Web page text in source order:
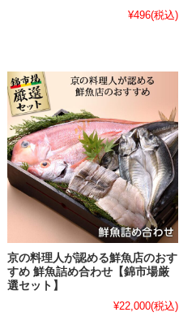
¥496(税込)
京の料理人が認める鮮魚店のおす
すめ 鮮魚詰め合わせ【錦市場厳
選セット】
¥22,000(税込)